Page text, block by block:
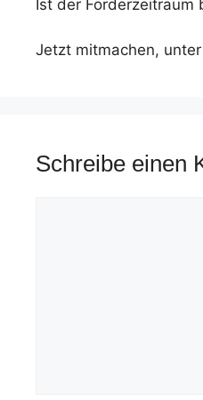
Ist der
Jetzt mitmachen, unter
Schreibe einen